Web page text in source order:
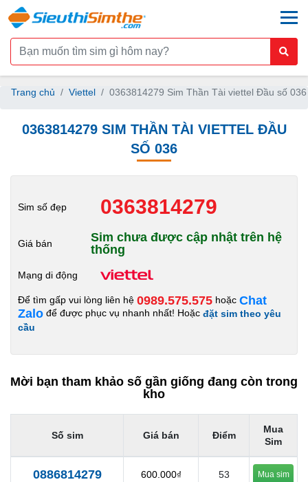
Trang chủ Viettel 0363814279 Sim Thần Tài viettel Đầu số 036
0363814279 SIM THẦN TÀI VIETTEL ĐẦU
SỐ 036
Sim số đẹp 0363814279
Giá bán
Sim chưa được cập nhật trên hệ
thống
Mạng di động
Để tìm gấp vui lòng liên hệ 0989.575.575 hoặc Chat
Zalo để được phục vụ nhanh nhất! Hoặc đặt sim theo yêu
cầu
Mời bạn tham khảo số gần giống đang còn trong
kho
Số sim Giá bán Điểm
Mua
Sim
0886814279 600.000₫ 53 Mua sim